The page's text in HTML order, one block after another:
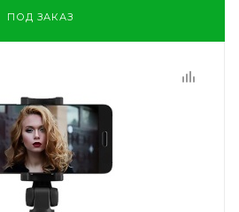
ПОД ЗАКАЗ